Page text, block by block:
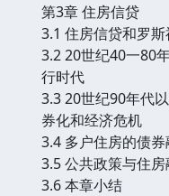
第3章 住房信贷
3.1 住房信贷和罗
3.2 20世纪40一80
行时代
3.3 20世纪90年代
券化和经济危机
3.4 多户住房的债券
3.5 公共政策与住房
3.6 本章小结